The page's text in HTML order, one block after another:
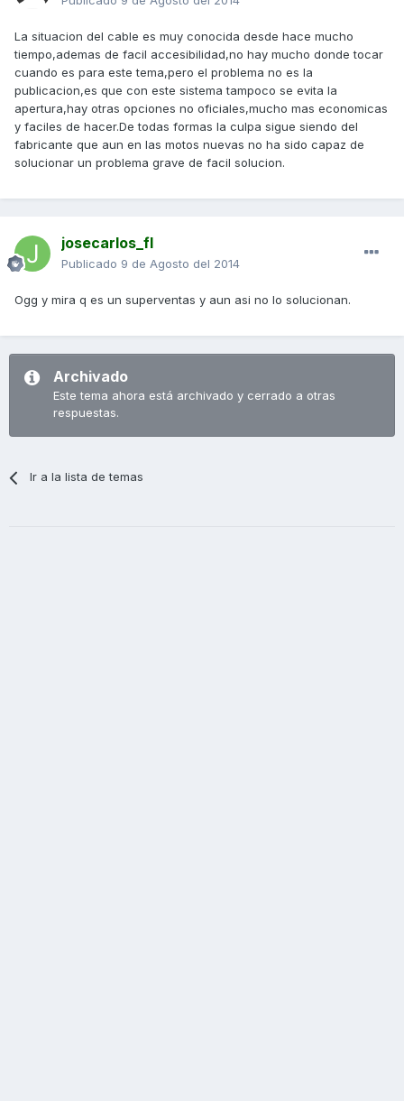
La situacion del cable es muy conocida desde hace mucho
tiempo,ademas de facil accesibilidad,no hay mucho donde tocar
cuando es para este tema,pero el problema no es la
publicacion,es que con este sistema tampoco se evita la
apertura,hay otras opciones no oficiales,mucho mas economicas
y faciles de hacer.De todas formas la culpa sigue siendo del
fabricante que aun en las motos nuevas no ha sido capaz de
solucionar un problema grave de facil solucion.
josecarlos_fl
Publicado 9 de Agosto del 2014
Ogg y mira q es un superventas y aun asi no lo solucionan.
Archivado
Este tema ahora está archivado y cerrado a otras
respuestas.
Ir a la lista de temas